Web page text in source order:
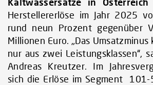
Herstellererlöse im Jahr 2025
rund neun Prozent gegenüber
Millionen Euro. „Das
nur aus zwei Leistungsklassen“,
Andreas Kreutzer. Im
sich die Erlöse im Segment